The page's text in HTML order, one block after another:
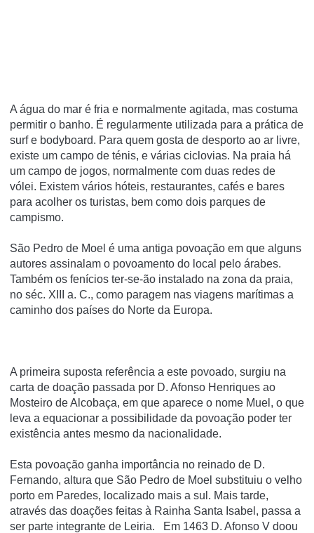
A água do mar é fria e normalmente agitada, mas costuma
permitir o banho. É regularmente utilizada para a prática de
surf e bodyboard. Para quem gosta de desporto ao ar livre,
existe um campo de ténis, e várias ciclovias. Na praia há
um campo de jogos, normalmente com duas redes de
vólei. Existem vários hóteis, restaurantes, cafés e bares
para acolher os turistas, bem como dois parques de
campismo.
São Pedro de Moel é uma antiga povoação em que alguns
autores assinalam o povoamento do local pelo árabes.
Também os fenícios ter-se-ão instalado na zona da praia,
no séc. XIII a. C., como paragem nas viagens marítimas a
caminho dos países do Norte da Europa.
A primeira suposta referência a este povoado, surgiu na
carta de doação passada por D. Afonso Henriques ao
Mosteiro de Alcobaça, em que aparece o nome Muel, o que
leva a equacionar a possibilidade da povoação poder ter
existência antes mesmo da nacionalidade.
Esta povoação ganha importância no reinado de D.
Fernando, altura que São Pedro de Moel substituiu o velho
porto em Paredes, localizado mais a sul. Mais tarde,
através das doações feitas à Rainha Santa Isabel, passa a
ser parte integrante de Leiria. Em 1463 D. Afonso V doou